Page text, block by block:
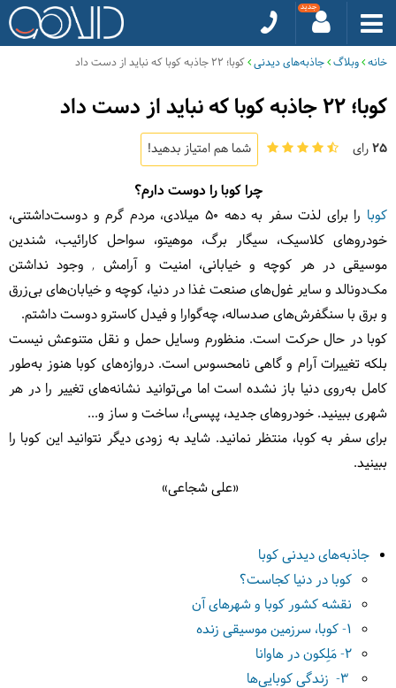
خانه وبلاگ جاذبه‌های دیدنی کوبا؛ 22 جاذبه کوبا که نباید از دست داد
کوبا؛ 22 جاذبه کوبا که نباید از دست داد
25رای شما هم امتیاز بدهید!
چرا کوبا را دوست دارم؟
کوبا
را برای لذت سفر به دهه ۵۰ میلادی، مردم گرم و دوست‌داشتنی،
خودروهای کلاسیک، سیگار برگ، موهیتو، سواحل کارائیب، شندین
موسیقی در هر کوچه و خیابانی، امنیت و آرامش , وجود نداشتن
مک‌دونالد و سایر غول‌های صنعت غذا در دنیا، کوچه و خیابان‌های بی‌زرق
و برق با سنگفرش‌های صدساله، چه‌گوارا و فیدل کاسترو دوست داشتم.
کوبا در حال حرکت است. منظورم وسایل حمل و نقل متنوعش نیست
بلکه تغییرات آرام و گاهی نامحسوس است. دروازه‌های کوبا هنوز به‌طور
کامل به‌روی دنیا باز نشده است اما می‌توانید نشانه‌های تغییر را در هر
شهری ببینید. خودروهای جدید، پپسی!، ساخت و ساز و...
برای سفر به کوبا، منتظر نمانید. شاید به زودی دیگر نتوانید این کوبا را
ببینید.
«علی شجاعی»
جاذبه‌های دیدنی کوبا
کوبا در دنیا کجاست؟
نقشه کشور کوبا و شهرهای آن
1- کوبا، سرزمین موسیقی زنده
2- مَلِکون در هاوانا